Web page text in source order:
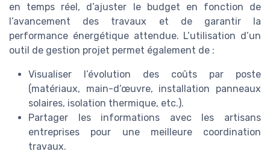
en temps réel, d’ajuster le budget en fonction de
l’avancement des travaux et de garantir la
performance énergétique attendue. L’utilisation d’un
outil de gestion projet permet également de :
Visualiser l’évolution des coûts par poste
(matériaux, main-d’œuvre, installation panneaux
solaires, isolation thermique, etc.).
Partager les informations avec les artisans
entreprises pour une meilleure coordination
travaux.